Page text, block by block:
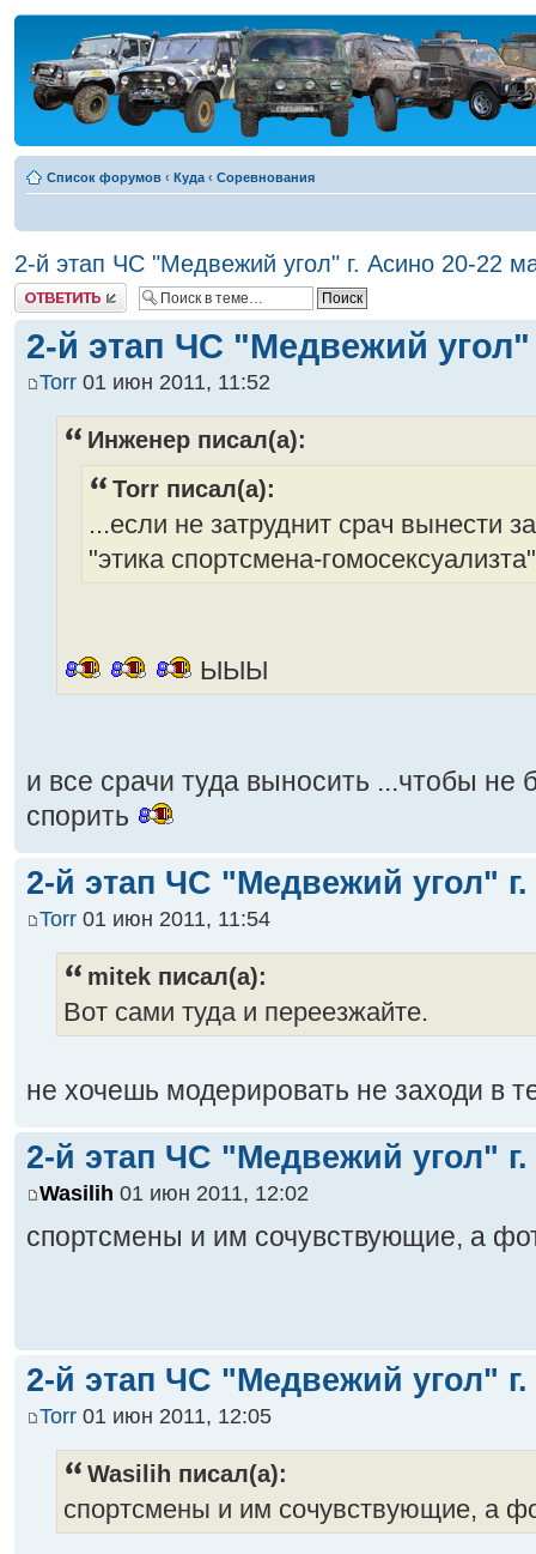
Список форумов ‹ Куда ‹ Соревнования
2-й этап ЧС "Медвежий угол" г. Асино 20-22
Ответить
2-й этап ЧС "Медвежий угол"
Torr 01 июн 2011, 11:52
Инженер писал(а):
Torr писал(а):
...если не затруднит срач вынести
"этика спортсмена-
ЫЫЫ
и все срачи туда выносить ...чтобы не
спорить
2-й этап ЧС "Медвежий угол"
Torr 01 июн 2011, 11:54
mitek писал(а):
Вот сами туда и переезжайте.
не хочешь модерировать не заходи в
2-й этап ЧС "Медвежий угол"
Wasilih 01 июн 2011, 12:02
спортсмены и им сочувствующие, а
2-й этап ЧС "Медвежий угол"
Torr 01 июн 2011, 12:05
Wasilih писал(а):
спортсмены и им сочувствующие, а